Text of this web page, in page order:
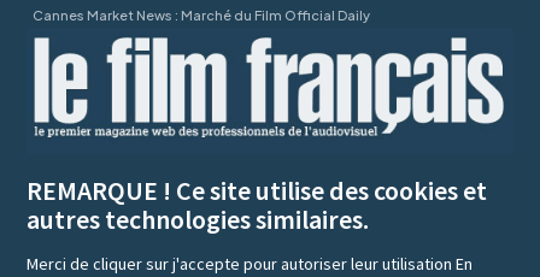
Cannes Market News : Marché du Film Official Daily
REMARQUE ! Ce site utilise des cookies et
autres technologies similaires.
Merci de cliquer sur j'accepte pour autoriser leur utilisationEn